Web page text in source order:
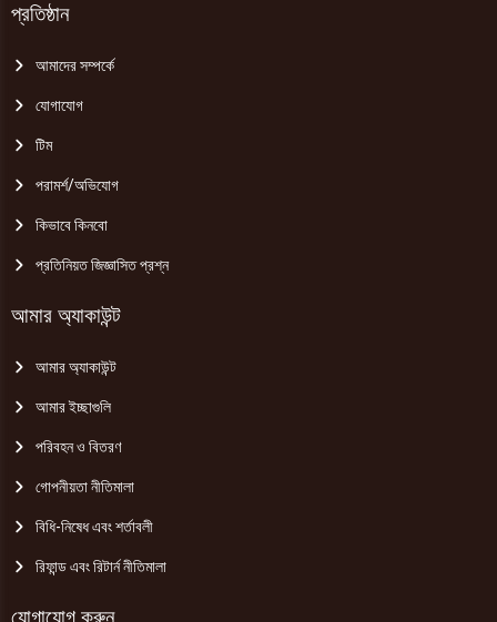
প্রতিষ্ঠান
আমাদের সম্পর্কে
যোগাযোগ
টিম
পরামর্শ/অভিযোগ
কিভাবে কিনবো
প্রতিনিয়ত জিজ্ঞাসিত প্রশ্ন
আমার অ্যাকাউন্ট
আমার অ্যাকাউন্ট
আমার ইচ্ছাগুলি
পরিবহন ও বিতরণ
গোপনীয়তা নীতিমালা
বিধি-নিষেধ এবং শর্তাবলী
রিফান্ড এবং রিটার্ন নীতিমালা